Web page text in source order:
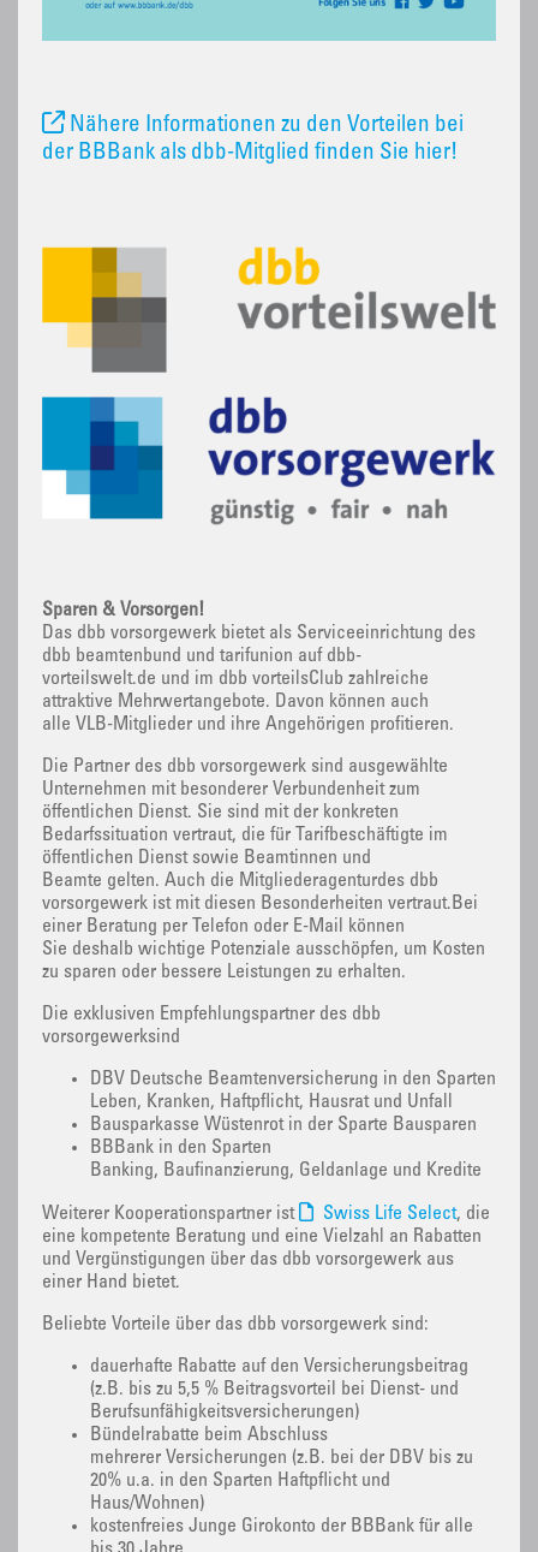
Nähere Informationen zu den Vorteilen bei
der BBBank als dbb-Mitglied finden Sie hier!
Sparen & Vorsorgen!
Das dbb vorsorgewerk bietet als Serviceeinrichtung des
dbb beamtenbund und tarifunion auf dbb-
vorteilswelt.de und im dbb vorteilsClub zahlreiche
attraktive Mehrwertangebote. Davon können auch
alle VLB-Mitglieder und ihre Angehörigen profitieren.
Die Partner des dbb vorsorgewerk sind ausgewählte
Unternehmen mit besonderer Verbundenheit zum
öffentlichen Dienst. Sie sind mit der konkreten
Bedarfssituation vertraut, die für Tarifbeschäftigte im
öffentlichen Dienst sowie Beamtinnen und
Beamte gelten. Auch die Mitgliederagenturdes dbb
vorsorgewerk ist mit diesen Besonderheiten vertraut.Bei
einer Beratung per Telefon oder E-Mail können
Sie deshalb wichtige Potenziale ausschöpfen, um Kosten
zu sparen oder bessere Leistungen zu erhalten.
Die exklusiven Empfehlungspartner des dbb
vorsorgewerksind
DBV Deutsche Beamtenversicherung in den Sparten
Leben, Kranken, Haftpflicht, Hausrat und Unfall
Bausparkasse Wüstenrot in der Sparte Bausparen
BBBank in den Sparten
Banking, Baufinanzierung, Geldanlage und Kredite
Weiterer Kooperationspartner ist Swiss Life Select, die
eine kompetente Beratung und eine Vielzahl an Rabatten
und Vergünstigungen über das dbb vorsorgewerk aus
einer Hand bietet.
Beliebte Vorteile über das dbb vorsorgewerk sind:
dauerhafte Rabatte auf den Versicherungsbeitrag
(z.B. bis zu 5,5 % Beitragsvorteil bei Dienst- und
Berufsunfähigkeitsversicherungen)
Bündelrabatte beim Abschluss
mehrerer Versicherungen (z.B. bei der DBV bis zu
20% u.a. in den Sparten Haftpflicht und
Haus/Wohnen)
kostenfreies Junge Girokonto der BBBank für alle